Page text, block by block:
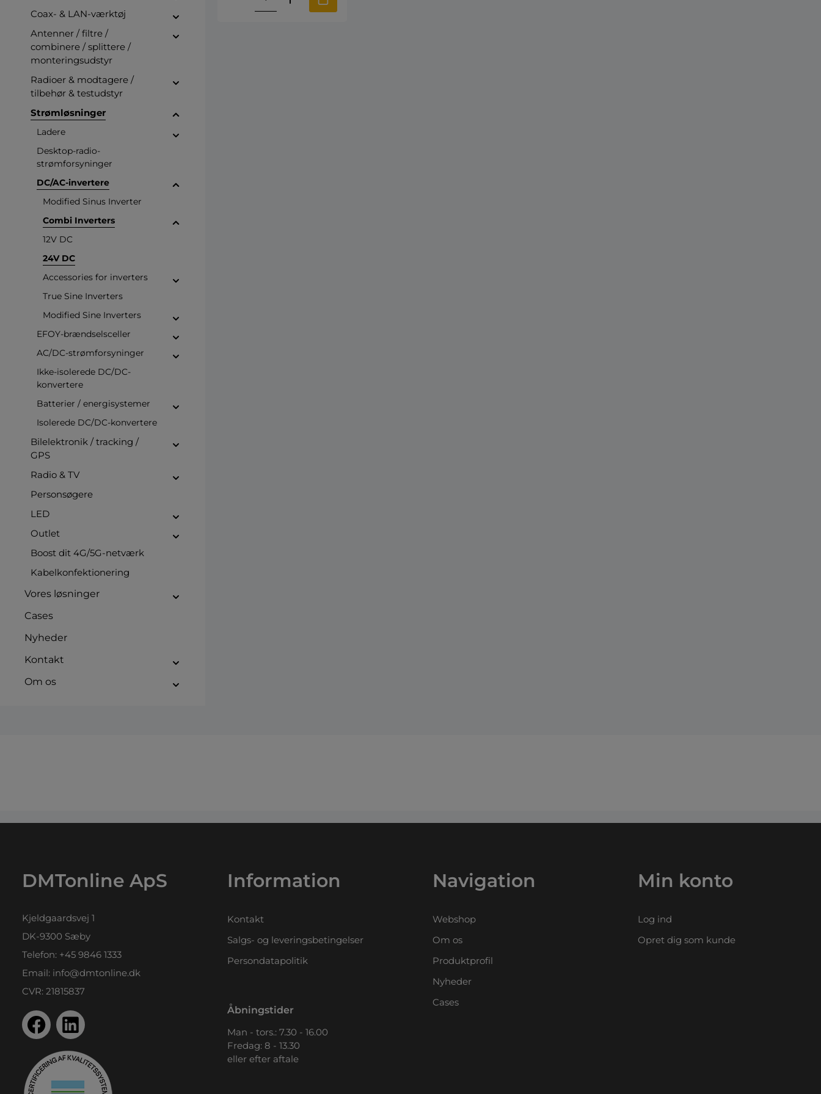
Coax- & LAN-værktøj
Antenner / filtre /
combinere / splittere /
monteringsudstyr
Radioer & modtagere /
tilbehør & testudstyr
Strømløsninger
Ladere
Desktop-radio-
strømforsyninger
DC/AC-invertere
Modified Sinus Inverter
Combi Inverters
12V DC
24V DC
Accessories for inverters
True Sine Inverters
Modified Sine Inverters
EFOY-brændselsceller
AC/DC-strømforsyninger
Ikke-isolerede DC/DC-
konvertere
Batterier / energisystemer
Isolerede DC/DC-konvertere
Bilelektronik / tracking /
GPS
Radio & TV
Personsøgere
LED
Outlet
Boost dit 4G/5G-netværk
Kabelkonfektionering
Vores løsninger
Cases
Nyheder
Kontakt
Om os
DMTonline ApS
Kjeldgaardsvej 1
DK-9300 Sæby
Telefon: +45 9846 1333
Email: info@dmtonline.dk
CVR: 21815837
Information
Kontakt
Salgs- og leveringsbetingelser
Persondatapolitik
Åbningstider
Man - tors.: 7.30 - 16.00
Fredag: 8 - 13.30
eller efter aftale
Navigation
Webshop
Om os
Produktprofil
Nyheder
Cases
Min konto
Log ind
Opret dig som kunde